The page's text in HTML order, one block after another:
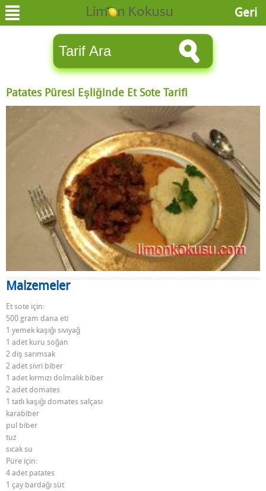
Geri
Patates Püresi Eşliğinde Et Sote Tarifi
Malzemeler
Et sote için:
500 gram dana eti
1 yemek kaşığı sıvıyağ
1 adet kuru soğan
2 diş sarımsak
2 adet sivri biber
1 adet kırmızı dolmalık biber
2 adet domates
1 tatlı kaşığı domates salçası
karabiber
pul biber
tuz
sıcak su
Püre için:
4 adet patates
1 çay bardağı süt